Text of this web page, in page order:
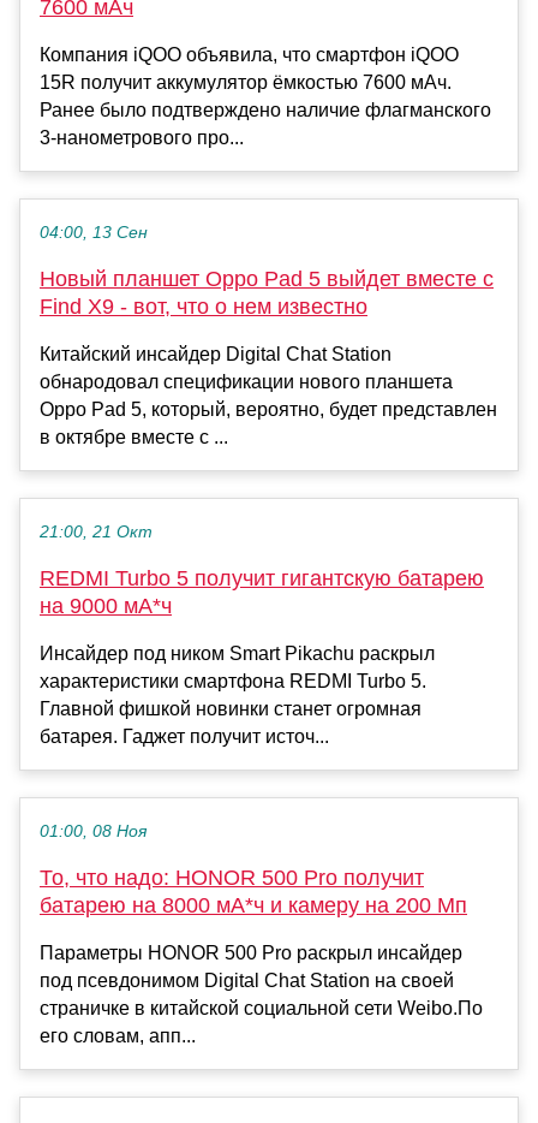
7600 мАч
Компания iQOO объявила, что смартфон iQOO
15R получит аккумулятор ёмкостью 7600 мАч.
Ранее было подтверждено наличие флагманского
3-нанометрового про...
04:00, 13 Сен
Новый планшет Oppo Pad 5 выйдет вместе с
Find X9 - вот, что о нем известно
Китайский инсайдер Digital Chat Station
обнародовал спецификации нового планшета
Oppo Pad 5, который, вероятно, будет представлен
в октябре вместе с ...
21:00, 21 Окт
REDMI Turbo 5 получит гигантскую батарею
на 9000 мА*ч
Инсайдер под ником Smart Pikachu раскрыл
характеристики смартфона REDMI Turbo 5.
Главной фишкой новинки станет огромная
батарея. Гаджет получит источ...
01:00, 08 Ноя
То, что надо: HONOR 500 Pro получит
батарею на 8000 мА*ч и камеру на 200 Мп
Параметры HONOR 500 Pro раскрыл инсайдер
под псевдонимом Digital Chat Station на своей
страничке в китайской социальной сети Weibo.По
его словам, апп...